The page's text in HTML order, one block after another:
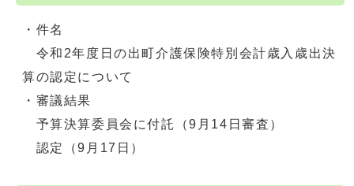
・件名
令和2年度日の出町介護保険特別会計歳入歳出決
算の認定について
・審議結果
予算決算委員会に付託（9月14日審査）
認定（9月17日）